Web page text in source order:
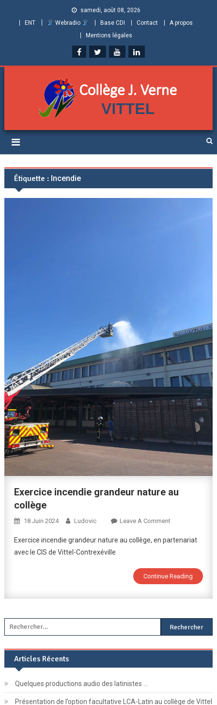
samedi, août 08, 2026
ENT
Webradio Base CDI Contact
A propos
Mentions légales
Collège Jules Verne de
Vittel (Vosges)
Étiquette : Incendie
Exercice incendie grandeur nature au
collège
18 Juin 2024 Ludovic Leave A CommentOn
Incendie
Au
Exercice incendie grandeur nature au collège, en partenariat
avec le CIS de Vittel-Contrexéville
Continue Reading
Rechercher :
Articles Récents
Quelques productions audio des latinistes …
Présentation de l’option facultative LCA-Latin au collège de Vittel